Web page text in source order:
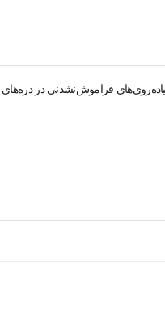
با پیاده‌روی‌های فراموش‌نشدنی در